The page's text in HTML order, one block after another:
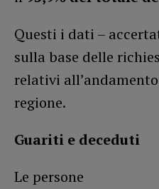
Questi i dati –
sulla base delle
relativi
regione.
Guariti e deceduti
Le persone